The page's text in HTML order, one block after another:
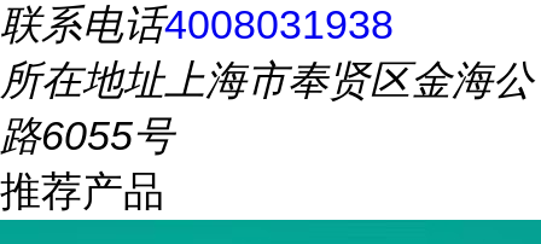
联系电话4008031938
所在地址上海市奉贤区金海公
路6055号
推荐产品